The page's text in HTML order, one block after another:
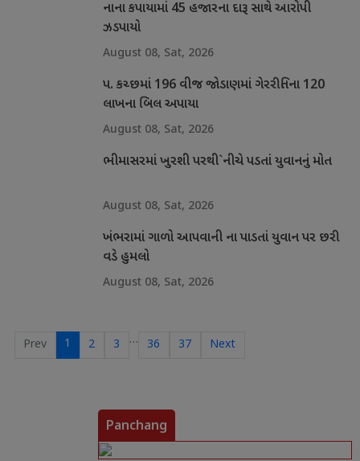
નાના કપાયામાં 45 હજારના દારૂ સાથે આરોપી
ઝડપાયો
August 08, Sat, 2026
પ. કચ્છમાં 196 વીજ જોડાણમાં ગેરરીતિના 120
લાખના બિલ અપાયા
August 08, Sat, 2026
ભીમાસરમાં ખુરશી પરથી`નીચે પડતાં યુવાનનું મોત
August 08, Sat, 2026
ખંભરામાં ગાળો આપવાની ના પાડતાં યુવાન પર છરી
વડે હુમલો
August 08, Sat, 2026
Prev 1 2 3 … 36 37 Next
Panchang